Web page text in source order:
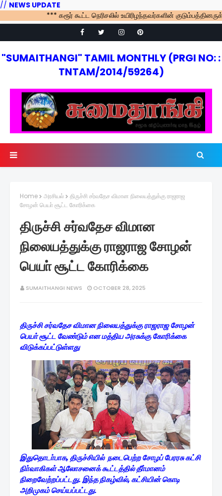
// NEWS UPDATE
*** கரூர் கூட்ட நெரிசலில் உயிரிழந்தவர்களின்
"SUMAITHANGI" TAMIL MONTHLY (PRGI NO: :
TNTAM/2014/59264)
Home அரசியல்
திருச்சி சர்வதேச விமான நிலையத்துக்கு ராஜராஜ
சோழன் பெயா் சூட்ட கோரிக்கை
திருச்சி சர்வதேச விமான
நிலையத்துக்கு ராஜராஜ சோழன்
பெயா் சூட்ட கோரிக்கை
SUMAITHANGI NEWS OCTOBER 28, 2025
திருச்சி சர்வதேச விமான நிலையத்துக்கு ராஜராஜ சோழன்
பெயா் சூட்ட வேண்டும் என மத்திய அரசுக்கு கோரிக்கை
விடுக்கப்பட்டுள்ளது
இதுதொடா்பாக, திருச்சியில் நடைபெற்ற சோழப் பேரரசு கட்சி
நிா்வாகிகள் ஆலோசனைக் கூட்டத்தில் தீா்மானம்
நிறைவேற்றப்பட்டது. இந்த நிகழ்வில், கட்சியின் கொடி
அறிமுகம் செய்யப்பட்டது.